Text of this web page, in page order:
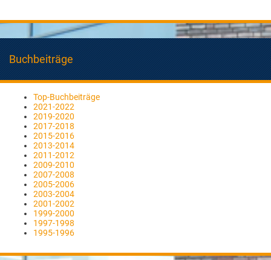
Buchbeiträge
Top-Buchbeiträge
2021-2022
2019-2020
2017-2018
2015-2016
2013-2014
2011-2012
2009-2010
2007-2008
2005-2006
2003-2004
2001-2002
1999-2000
1997-1998
1995-1996